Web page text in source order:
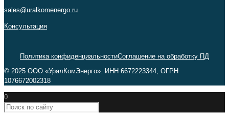
sales@uralkomenergo.ru
Консультация
Политика конфиденциальностиСоглашение на обработку ПД
© 2025 ООО «УралКомЭнерго». ИНН 6672223344, ОГРН
1076672002318
0